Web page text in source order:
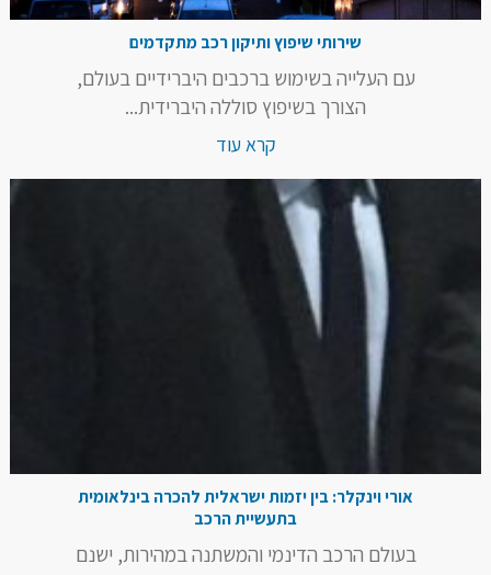
שירותי שיפוץ ותיקון רכב מתקדמים
עם העלייה בשימוש ברכבים היברידיים בעולם,
הצורך בשיפוץ סוללה היברידית...
קרא עוד
אורי וינקלר: בין יזמות ישראלית להכרה בינלאומית
בתעשיית הרכב
בעולם הרכב הדינמי והמשתנה במהירות, ישנם